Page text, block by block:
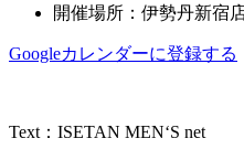
開催場所：伊勢丹新宿
Googleカレンダーに登録する
Text：ISETAN MEN‘S net